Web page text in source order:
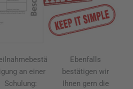
an einer
Schulung:
Ebenfalls
bestätigen wir
Ihnen gern die